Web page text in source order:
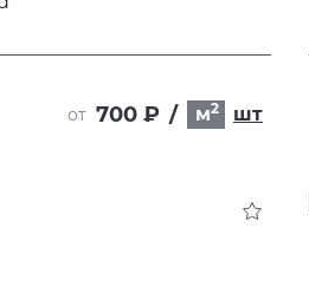
от 700 ₽ / м2 шт